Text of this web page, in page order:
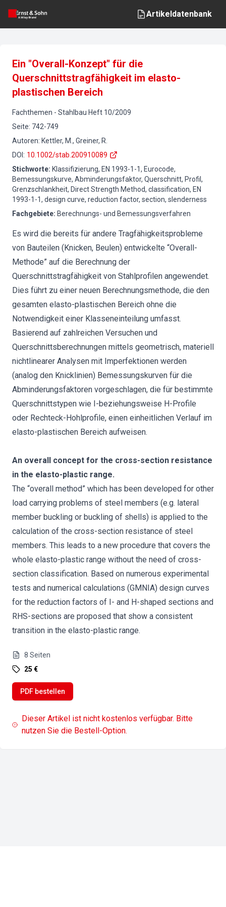
Artikeldatenbank
Ein "Overall-Konzept" für die
Querschnittstragfähigkeit im elasto-
plastischen Bereich
Fachthemen - Stahlbau Heft 10/2009
Seite: 742-749
Autoren: Kettler, M., Greiner, R.
DOI : 10.1002/stab.200910089
Stichworte: Klassifizierung, EN 1993-1-1, Eurocode,
Bemessungskurve, Abminderungsfaktor, Querschnitt, Profil,
Grenzschlankheit, Direct Strength Method, classification, EN
1993-1-1, design curve, reduction factor, section, slenderness
Fachgebiete: Berechnungs- und Bemessungsverfahren
Es wird die bereits für andere Tragfähigkeitsprobleme
von Bauteilen (Knicken, Beulen) entwickelte “Overall-
Methode” auf die Berechnung der
Querschnittstragfähigkeit von Stahlprofilen angewendet.
Dies führt zu einer neuen Berechnungsmethode, die den
gesamten elasto-plastischen Bereich ohne die
Notwendigkeit einer Klasseneinteilung umfasst.
Basierend auf zahlreichen Versuchen und
Querschnittsberechnungen mittels geometrisch, materiell
nichtlinearer Analysen mit Imperfektionen werden
(analog den Knicklinien) Bemessungskurven für die
Abminderungsfaktoren vorgeschlagen, die für bestimmte
Querschnittstypen wie I-beziehungsweise H-Profile
oder Rechteck-Hohlprofile, einen einheitlichen Verlauf im
elasto-plastischen Bereich aufweisen.
An overall concept for the cross-section resistance
in the elasto-plastic range.
The “overall method” which has been developed for other
load carrying problems of steel members (e.g. lateral
member buckling or buckling of shells) is applied to the
calculation of the cross-section resistance of steel
members. This leads to a new procedure that covers the
whole elasto-plastic range without the need of cross-
section classification. Based on numerous experimental
tests and numerical calculations (GMNIA) design curves
for the reduction factors of I- and H-shaped sections and
RHS-sections are proposed that show a consistent
transition in the elasto-plastic range.
8 Seiten
25 €
PDF bestellen
Dieser Artikel ist nicht kostenlos verfügbar. Bitte
nutzen Sie die Bestell-Option.